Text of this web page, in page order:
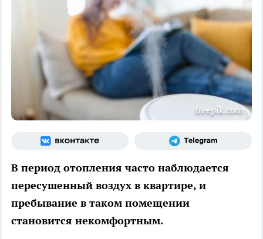
freepik.com
В период отопления часто наблюдается
пересушенный воздух в квартире, и
пребывание в таком помещении
становится некомфортным.